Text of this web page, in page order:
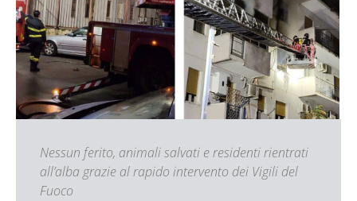
Nessun ferito, animali salvati e residenti rientrati
all’alba grazie al rapido intervento dei Vigili del
Fuoco